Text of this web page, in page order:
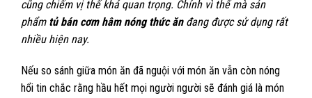
cũng chiếm vị thế khá quan trọng. Chính vì thế mà sản
phẩm tủ bán cơm hâm nóng thức ăn đang được sử dụng rất
nhiều hiện nay.
Nếu so sánh giữa món ăn đã nguội với món ăn vẫn còn nóng
hổi tin chắc rằng hầu hết mọi người người sẽ đánh giá là món